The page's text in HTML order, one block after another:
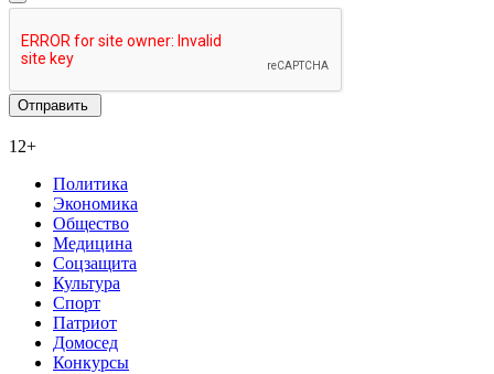
12+
Политика
Экономика
Общество
Медицина
Соцзащита
Культура
Спорт
Патриот
Домосед
Конкурсы